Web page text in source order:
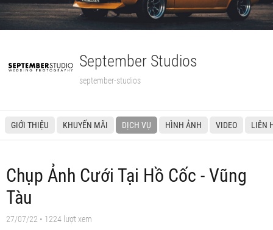
September Studios
september-studios
GIỚI THIỆU KHUYẾN MÃI DỊCH VỤ HÌNH ẢNH VIDEO LIÊN
Chụp Ảnh Cưới Tại Hồ Cốc - Vũng
Tàu
27/07/22 • 1224 lượt xem